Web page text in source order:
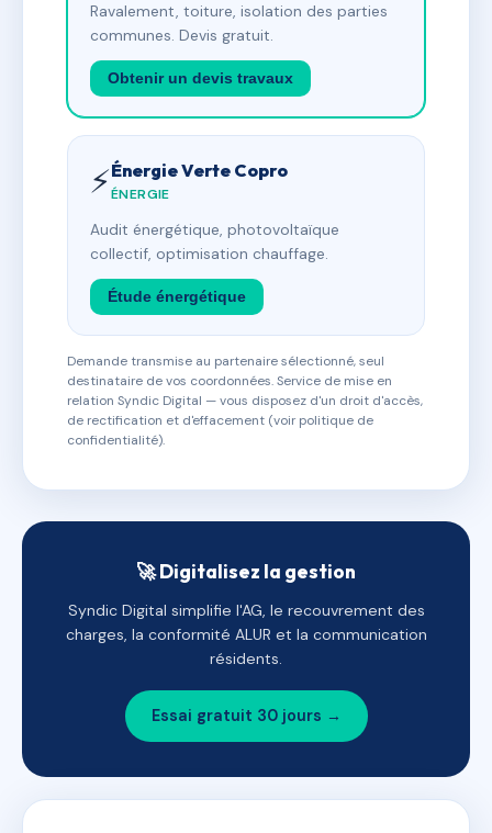
Ravalement, toiture, isolation des parties
communes. Devis gratuit.
Obtenir un devis travaux
⚡Énergie Verte Copro
ÉNERGIE
Audit énergétique, photovoltaïque
collectif, optimisation chauffage.
Étude énergétique
Demande transmise au partenaire sélectionné, seul
destinataire de vos coordonnées. Service de mise en
relation Syndic Digital — vous disposez d'un droit d'accès,
de rectification et d'effacement (voir politique de
confidentialité).
🚀 Digitalisez la gestion
Syndic Digital simplifie l'AG, le recouvrement des
charges, la conformité ALUR et la communication
résidents.
Essai gratuit 30 jours →